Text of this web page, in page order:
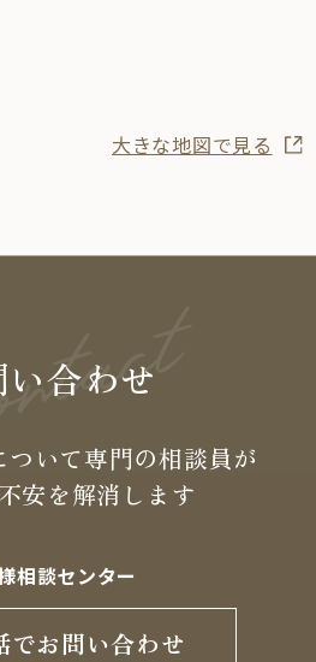
大きな地図で見る
合わせ
ついて専門の相談員が
安を解消します
相談センター
でお問い合わせ